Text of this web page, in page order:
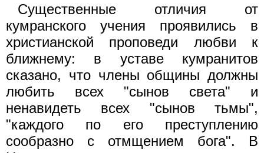
Существенные отличия от
кумранского учения проявились в
христианской проповеди любви к
ближнему: в уставе кумранитов
сказано, что члены общины должны
любить всех "сынов света" и
ненавидеть всех "сынов тьмы",
"каждого по его преступлению
сообразно с отмщением бога". В